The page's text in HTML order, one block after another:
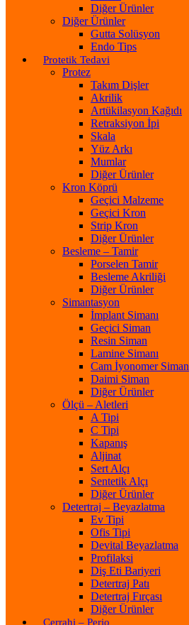
Diğer Ürünler
Diğer Ürünler
Gutta Solüsyon
Endo Tips
Protetik Tedavi
Protez
Takım Dişler
Akrilik
Artükilasyon Kağıdı
Retraksiyon İpi
Skala
Yüz Arkı
Mumlar
Diğer Ürünler
Kron Köprü
Geçici Malzeme
Geçici Kron
Strip Kron
Diğer Ürünler
Besleme – Tamir
Porselen Tamir
Besleme Akriliği
Diğer Ürünler
Simantasyon
İmplant Simanı
Geçici Siman
Resin Siman
Lamine Simanı
Cam İyonomer Siman
Daimi Siman
Diğer Ürünler
Ölçü – Aletleri
A Tipi
C Tipi
Kapanış
Aljinat
Sert Alçı
Sentetik Alçı
Diğer Ürünler
Detertraj – Beyazlatma
Ev Tipi
Ofis Tipi
Devital Beyazlatma
Profilaksi
Diş Eti Bariyeri
Detertraj Patı
Detertraj Fırçası
Diğer Ürünler
Cerrahi – Perio